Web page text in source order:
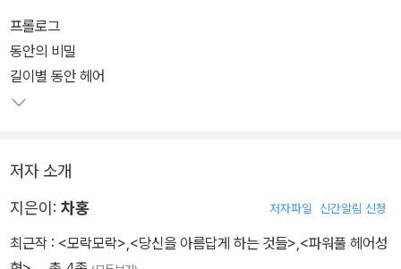
일 변신하는 나만의 스타일을 만들어보자. 모두 집에서 스스로 할 수
있는 방법들이기 때문에 이 책 한 권으로 빠르고 다양한 헤어 연출이
가능하다. 사람들은 저마다 어려 보이고, 자기만의 스타일을 갖고 싶
고, 때때로 변신을 시도하고 싶어 한다. 이러한 인간의 욕망을 100%
프롤로그
동안의 비밀
길이별 동안 헤어
저자 소개
지은이: 차홍 저자파일 신간알림 신청
최근작 : <모락모락>,<당신을 아름답게 하는 것들>,<파워풀 헤어성